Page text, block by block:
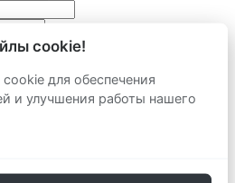
персональных данных
cookie!
для обеспечения
и улучшения работы нашего